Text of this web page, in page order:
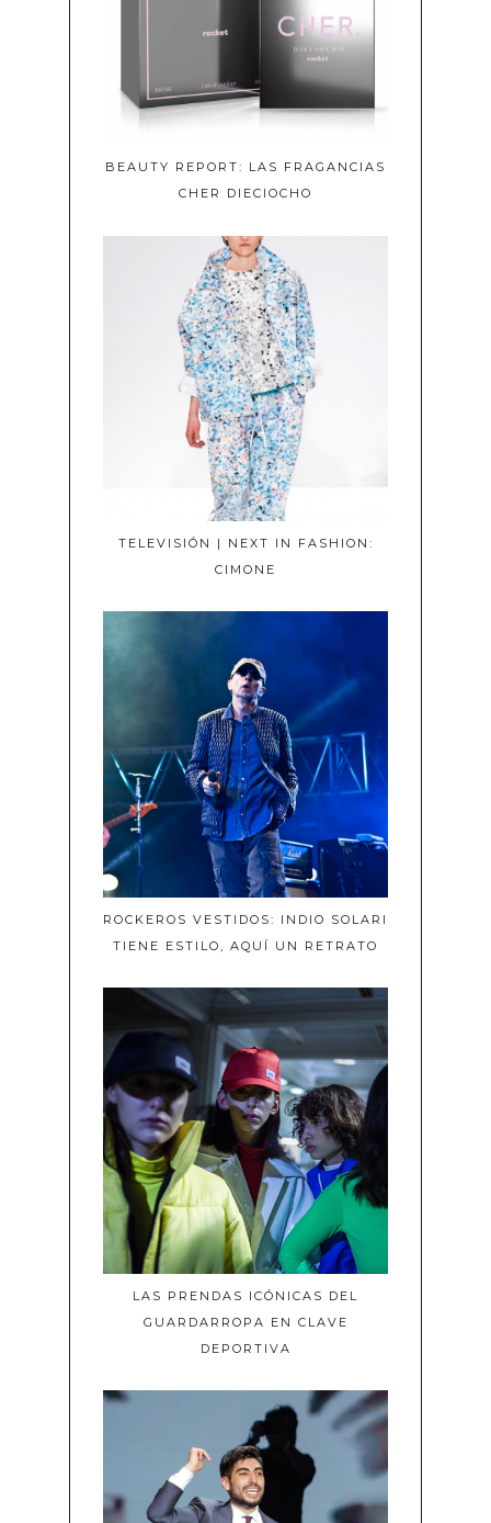
BEAUTY REPORT: LAS FRAGANCIAS
CHER DIECIOCHO
TELEVISIÓN | NEXT IN FASHION:
CIMONE
ROCKEROS VESTIDOS: INDIO SOLARI
TIENE ESTILO, AQUÍ UN RETRATO
LAS PRENDAS ICÓNICAS DEL
GUARDARROPA EN CLAVE
DEPORTIVA